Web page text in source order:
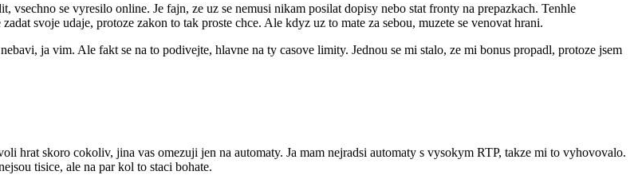
se vyresilo online. Je fajn, ze uz se nemusi nikam posilat dopisy nebo stat fronty na prepazkach. Tenhle
svoje udaje, protoze zakon to tak proste chce. Ale kdyz uz to mate za sebou, muzete se venovat hrani.
ja vim. Ale fakt se na to podivejte, hlavne na ty casove limity. Jednou se mi stalo, ze mi bonus propadl, protoze jsem
hrat skoro cokoliv, jina vas omezuji jen na automaty. Ja mam nejradsi automaty s vysokym RTP, takze mi to vyhovovalo.
tisice, ale na par kol to staci bohate.